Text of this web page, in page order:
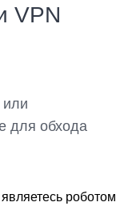
VPN
или
для обхода
роботом